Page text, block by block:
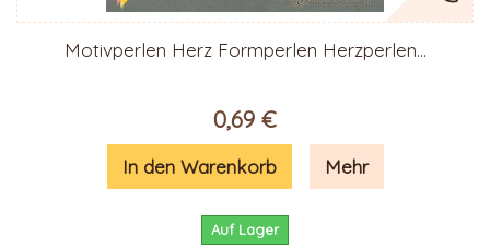
Motivperlen Herz Formperlen Herzperlen...
0,69 €
In den Warenkorb Mehr
Auf Lager